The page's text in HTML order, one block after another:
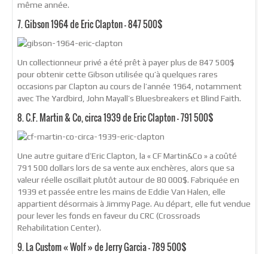
même année.
7. Gibson 1964 de Eric Clapton – 847 500$
Un collectionneur privé a été prêt à payer plus de 847 500$
pour obtenir cette Gibson utilisée qu’à quelques rares
occasions par Clapton au cours de l’année 1964, notamment
avec The Yardbird, John Mayall’s Bluesbreakers et Blind Faith.
8. C.F. Martin & Co, circa 1939 de Eric Clapton – 791 500$
Une autre guitare d’Eric Clapton, la « CF Martin&Co » a coûté
791 500 dollars lors de sa vente aux enchères, alors que sa
valeur réelle oscillait plutôt autour de 80 000$. Fabriquée en
1939 et passée entre les mains de Eddie Van Halen, elle
appartient désormais à Jimmy Page. Au départ, elle fut vendue
pour lever les fonds en faveur du CRC (Crossroads
Rehabilitation Center).
9. La Custom « Wolf » de Jerry Garcia – 789 500$